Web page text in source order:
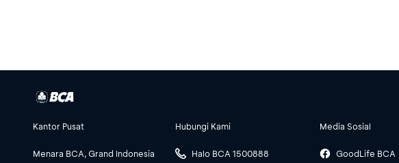
Kantor Pusat
Menara BCA, Grand Indonesia
Hubungi Kami
Halo BCA 1500888
Media Sosial
GoodLife BCA